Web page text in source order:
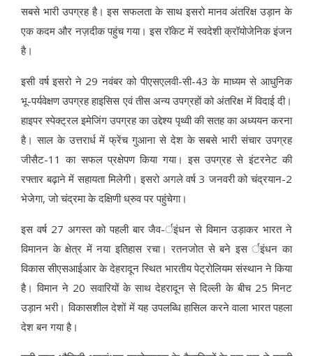
सबसे भारी उपग्रह है। इस सफलता के साथ इसरो मानव अंतरिक्ष उड़ान के
एक कदम और नज़दीक पहुंच गया। इस रॉकेट में स्वदेशी क्रॉयोजेनिक इंजन
है।
इसी वर्ष इसरो ने 29 नवंबर को पीएसएलवी-सी-43 के माध्यम से आधुनिक
भू-पर्यवेक्षण उपग्रह हाइसिस एवं तीस अन्य उपग्रहों को अंतरिक्ष में विदाई दी।
हाइपर स्पेक्ट्रल इमेजिंग उपग्रह का उद्देश्य पृथ्वी की सतह का अध्ययन करना
है। साल के उत्तरार्ध में फ्रेंच गुआना से देश के सबसे भारी संचार उपग्रह
जीसैट-11 का सफल प्रक्षेपण किया गया। इस उपग्रह से इंटरनेट की
रफ्तार बढ़ाने में सहायता मिलेगी। इसरो अगले वर्ष 3 जनवरी को चंद्रयान-2
भेजेगा, जो चंद्रमा के दक्षिणी ध्रुव पर पहुंचेगा।
इस वर्ष 27 अगस्त को पहली बार जैव-र्इंधन से विमान उड़ाकर भारत ने
विमानन के क्षेत्र में नया इतिहास रचा। रतनजोत से बने इस र्इंधन का
विकास सीएसआईआर के देहरादून स्थित भारतीय पेट्रोलियम संस्थान ने किया
है। विमान ने 20 सवारियों के साथ देहरादून से दिल्ली के बीच 25 मिनट
उड़ान भरी। विकासशील देशों में यह उपलब्धि हासिल करने वाला भारत पहला
देश बन गया है।